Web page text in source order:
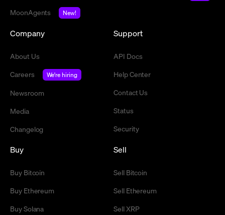
MoonAgents
New!
Company
About Us
Careers
We're hiring
Newsroom
Media
Changelog
Support
API Docs
Help Center
Contact Us
Status
Security
Buy
Buy Bitcoin
Buy Ethereum
Buy Solana
Sell
Sell Bitcoin
Sell Ethereum
Sell XRP